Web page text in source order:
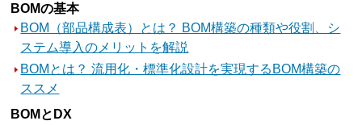
BOMの基本
BOM（部品構成表）とは？ BOM構築の種類や役割、シ
ステム導入のメリットを解説
BOMとは？ 流用化・標準化設計を実現するBOM構築の
ススメ
BOMとDX